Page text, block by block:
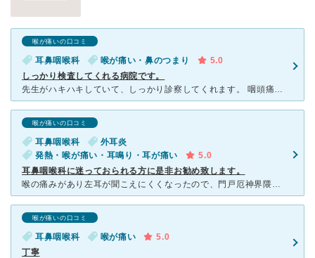
喉が痛いの口コミ
耳鼻咽喉科 喉が痛い・鼻のつまり
5.0
しっかり検査してくれる病院です。
先生がハキハキしていて、しっかり診察してくれます。 咽頭痛で受診しましたが、鼻からカメラを入れて隅々までしっかり診てくれます。 アレルギー症状も出ており、そちらの症状に対する薬も出してくれました。
喉が痛いの口コミ
耳鼻咽喉科
外耳炎
発熱・喉が痛い・耳鳴り・耳が痛い
5.0
耳鼻咽喉科に迷っておられる方に是非お勧め致します。
喉の痛みがあり左耳が聞こえにくくなったので、門戸厄神界隈で、耳鼻咽喉科をネットで色々検索して、しおみ耳鼻咽喉科クリニックさんを見つけて、訪院致しました。 初診なので9:20から診療受付ですが、8:5
喉が痛いの口コミ
耳鼻咽喉科 喉が痛い
5.0
丁寧